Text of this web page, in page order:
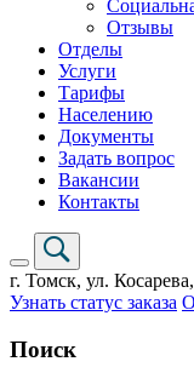
Отзывы
Отделы
Услуги
Тарифы
Населению
Документы
Задать вопрос
Вакансии
Контакты
г. Томск, ул.
Узнать статус заказа
Поиск